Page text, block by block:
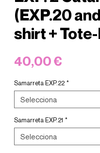
(EXP.20
shirt +
40,00 €Price
Samarreta EXP.22 *
Selecciona
Samarreta EXP.21 *
Selecciona